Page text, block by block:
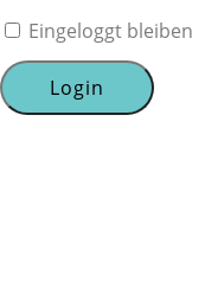
Eingeloggt bleiben
Login